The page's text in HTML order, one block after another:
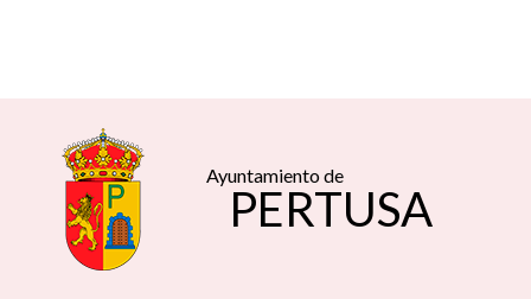
Ayuntamiento de
PERTUSA